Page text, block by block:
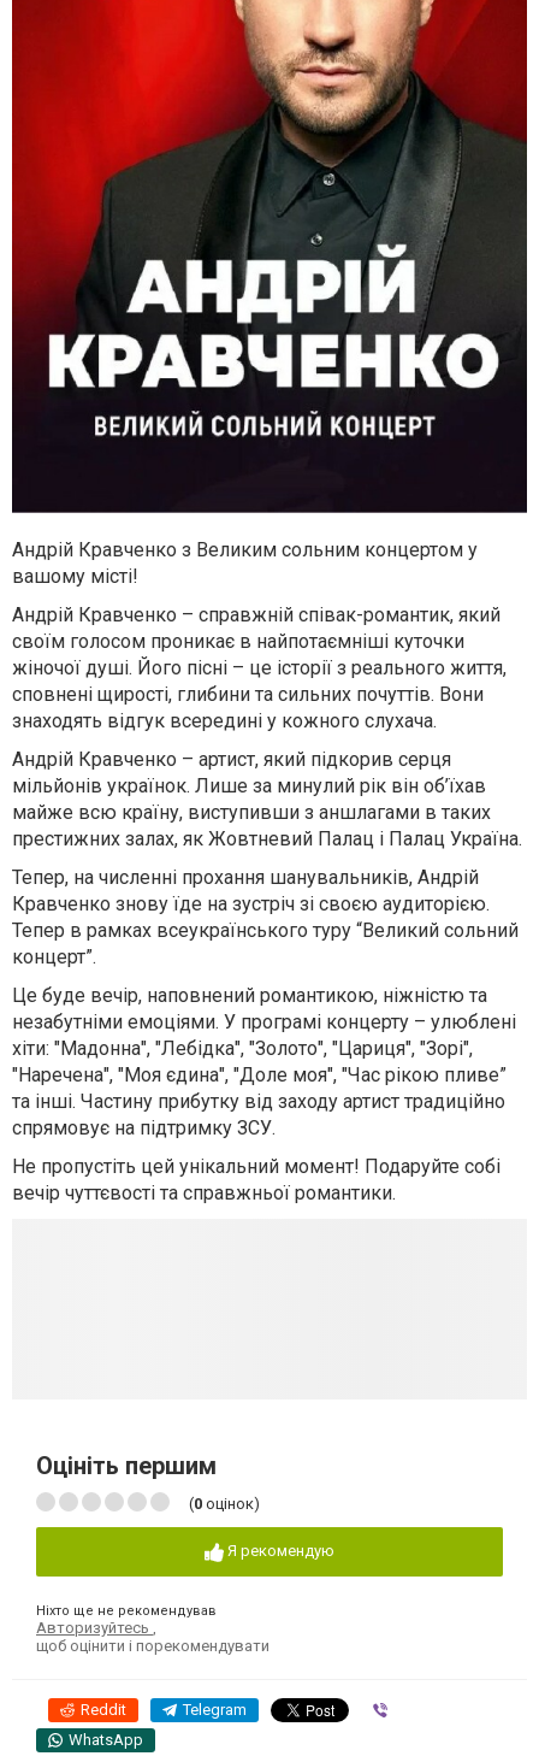
Андрій Кравченко з Великим сольним концертом у
вашому місті!
Андрій Кравченко – справжній співак-романтик, який
своїм голосом проникає в найпотаємніші куточки
жіночої душі. Його пісні – це історії з реального життя,
сповнені щирості, глибини та сильних почуттів. Вони
знаходять відгук всередині у кожного слухача.
Андрій Кравченко – артист, який підкорив серця
мільйонів українок. Лише за минулий рік він об’їхав
майже всю країну, виступивши з аншлагами в таких
престижних залах, як Жовтневий Палац і Палац Україна.
Тепер, на численні прохання шанувальників, Андрій
Кравченко знову їде на зустріч зі своєю аудиторією.
Тепер в рамках всеукраїнського туру “Великий сольний
концерт”.
Це буде вечір, наповнений романтикою, ніжністю та
незабутніми емоціями. У програмі концерту – улюблені
хіти: "Мадонна", "Лебідка", "Золото", "Цариця", "Зорі",
"Наречена", "Моя єдина", "Доле моя", "Час рікою пливе”
та інші. Частину прибутку від заходу артист традиційно
спрямовує на підтримку ЗСУ.
Не пропустіть цей унікальний момент! Подаруйте собі
вечір чуттєвості та справжньої романтики.
Оцініть першим
(0 оцінок)
Я рекомендую
Ніхто ще не рекомендував
Авторизуйтесь
щоб оцінити і порекомендувати
Reddit Telegram
WhatsApp